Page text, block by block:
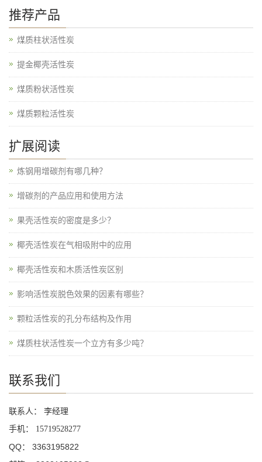
推荐产品
煤质柱状活性炭
提金椰壳活性炭
煤质粉状活性炭
煤质颗粒活性炭
扩展阅读
炼钢用增碳剂有哪几种？
增碳剂的产品应用和使用方法
果壳活性炭的密度是多少？
椰壳活性炭在气相吸附中的应用
椰壳活性炭和木质活性炭区别
影响活性炭脱色效果的因素有哪些？
颗粒活性炭的孔分布结构及作用
煤质柱状活性炭一个立方有多少吨？
联系我们
联系人： 李经理
手机：
15719528277
QQ： 3363195822